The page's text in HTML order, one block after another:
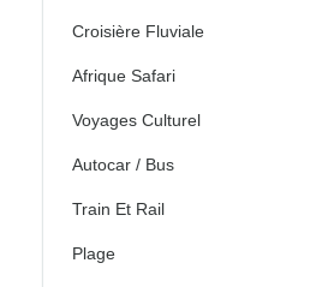
Croisière Fluviale
Afrique Safari
Voyages Culturel
Autocar / Bus
Train Et Rail
Plage